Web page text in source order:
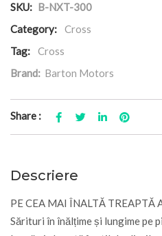
SKU: B-NXT-300
Category:
Cross
Tag:
Cross
Brand: Barton Motors
Share :
Descriere
PE CEA MAI ÎNALTĂ TREAPTĂ
Sărituri în înălțime și lungime pe